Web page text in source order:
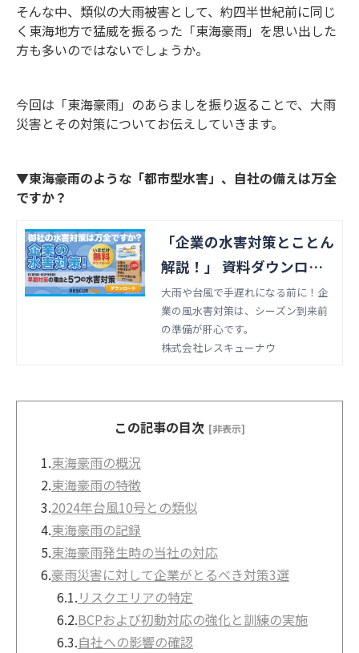
そんな中、類似の大雨被害として、約四半世紀前に同じ
く東海地方で猛威を振るった「東海豪雨」を思い出した
方も多いのではないでしょうか。
今回は「東海豪雨」のあらましを振り返ることで、大雨
災害とその対策についてお伝えしていきます。
▼東海豪雨のような「都市型水害」、自社の備えは万全
ですか？
「企業の水害対策とことん
解説！」 資料ダウンロー
ド
大雨や台風で手遅れになる前に！企
業の風水害対策は、シーズン到来前
の準備が肝心です。
株式会社レスキューナウ
この記事の目次 [非表示]
1.東海豪雨の概況
2.東海豪雨の特徴
3.2024年台風10号との類似
4.東海豪雨の記録
5.東海豪雨発生時の当社の対応
6.豪雨災害に対して企業がとるべき対策3選
6.1.リスクエリアの特定
6.2.BCPおよび初動対応の強化と訓練の実施
6.3.自社への影響の確認